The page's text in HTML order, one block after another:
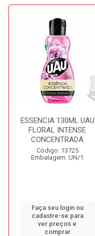
ESSENCIA 130ML UAU
FLORAL INTENSE
CONCENTRADA
Código: 13725
Embalagem: UN/1
Faça seu login ou
cadastre-se para
ver preços e
comprar